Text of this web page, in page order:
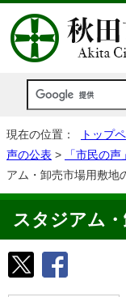
現在の位置： トップ
声の公表 > 「市民の
アム・卸売市場⽤敷地
スタジアム